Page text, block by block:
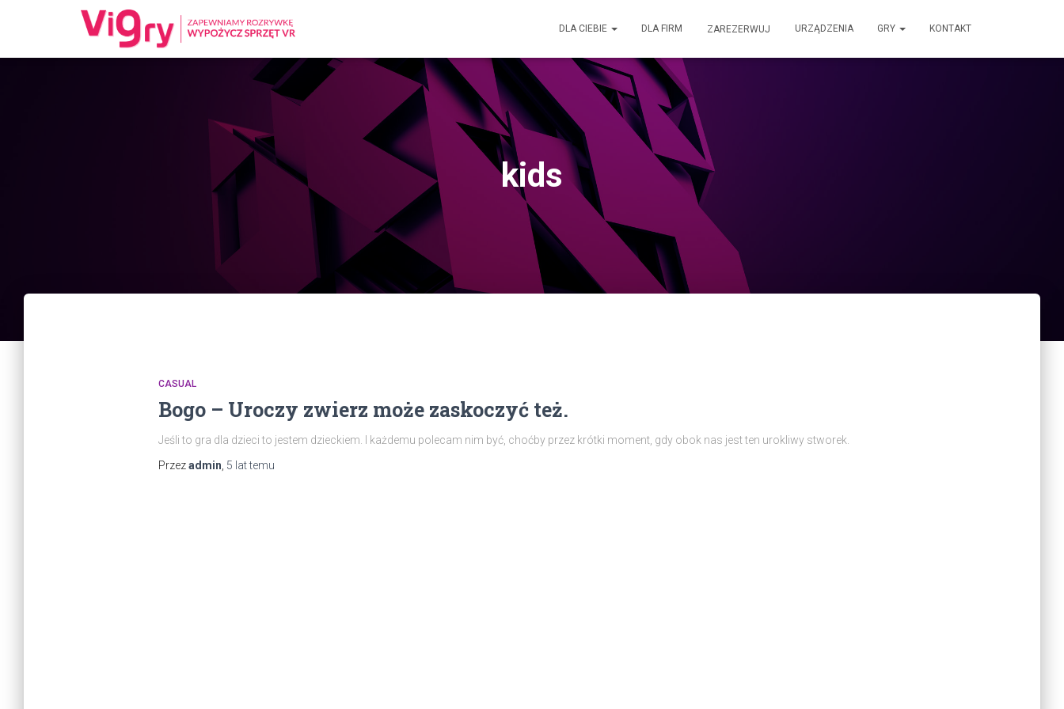
DLA CIEBIE DLA FIRM ZAREZERWUJ URZĄDZENIA GRY KONTAKT
kids
CASUAL
Bogo – Uroczy zwierz może zaskoczyć też.
Jeśli to gra dla dzieci to jestem dzieckiem. I każdemu polecam nim być, choćby przez krótki moment, gdy obok nas jest ten urokliwy stworek.
Przezadmin 5 lattemu